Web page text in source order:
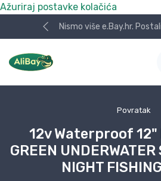
Ažuriraj postavke kolačića
Nismo više e.Bay.hr.
Povratak
12v Waterproof 12"
GREEN
NIGHT